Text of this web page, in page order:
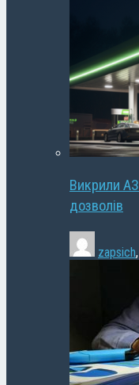
Викрили
дозволів
zapsich,